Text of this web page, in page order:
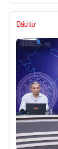
Đầu tư